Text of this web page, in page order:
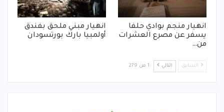
انهيار منجم بوادي حلفا
يسفر عن مصرع العشرات
من…
انهيار مبني ملحق بفندق
أولمبيا بارك بورتسودان
السابق التالي 1 من 279